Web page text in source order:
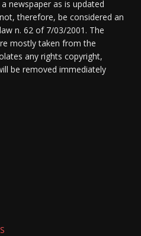
newspaper as is updated
therefore, be considered an
n. 62 of 7/03/2001. The
mostly taken from the
any rights copyright,
be removed immediately